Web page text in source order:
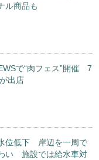
ル商品も
で“肉フェス”開催 7
出店
位低下 岸辺を一周で
い 施設では給水車対